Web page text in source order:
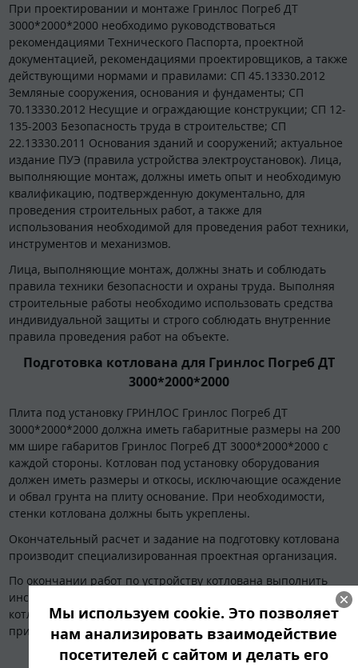
При проектировании и монтаже Гринлос Погреб ДТ
3000*2000*2000 необходимо руководствоваться
рекомендациями Технического Паспорта, проектной
документацией, рекомендациями проектировщиков, а также
действующими нормами и правилами: СП 45.13330.2012
Земляные сооружения, основания и фундаменты; СП
70.13330.2012 Несущие и ограждающие конструкции; СП 12-
135-2003 Безопасность труда в строительстве; СП
22.13330.2011 Основания зданий и сооружений; актуальное
издание ПУЭ (правила устройства электроустановок). Лица,
выполняющие монтаж, должны иметь опыт и необходимую
квалификацию, подтвержденную документально, для
проведения строительных работ, а также для
использования необходимой для проведения работ техники,
инструментов и механизмов.
Лица, выполняющие монтаж, должны знать и соблюдать
правила техники безопасности и охраны труда. Выполняя
строительные работы необходимо использовать средства
индивидуальной защиты и строго соблюдать внутренние
правила проведения работ на объекте.
Подготовка котлована для Гринлос Погреб ДТ
3000*2000*2000
Плита под установку ГРИНЛОС Гринлос Погреб ДТ
3000*2000*2000 должна иметь габаритные размеры на 200
мм шире габаритов Гринлос Погреб ДТ 3000*2000*2000 с
каждой стороны. Котлован под установку оборудования
должен иметь размеры и откосы, исключающие осаждение
и обвал грунта на плиту основание. При необходимости,
стенки котлована должны быть укреплены.
Окончательный расчет и задание на подготовку котлована
производит специализированная проектная организация.
По окончании работ по устройству котлована выполнить
инструментальную проверку соответствия проекту
котлована с составлением акта скрытых работ, с
приложением фотоотчета.
Установка бетонной армированной плиты
Мы используем cookie. Это позволяет
нам анализировать взаимодействие
посетителей с сайтом и делать его